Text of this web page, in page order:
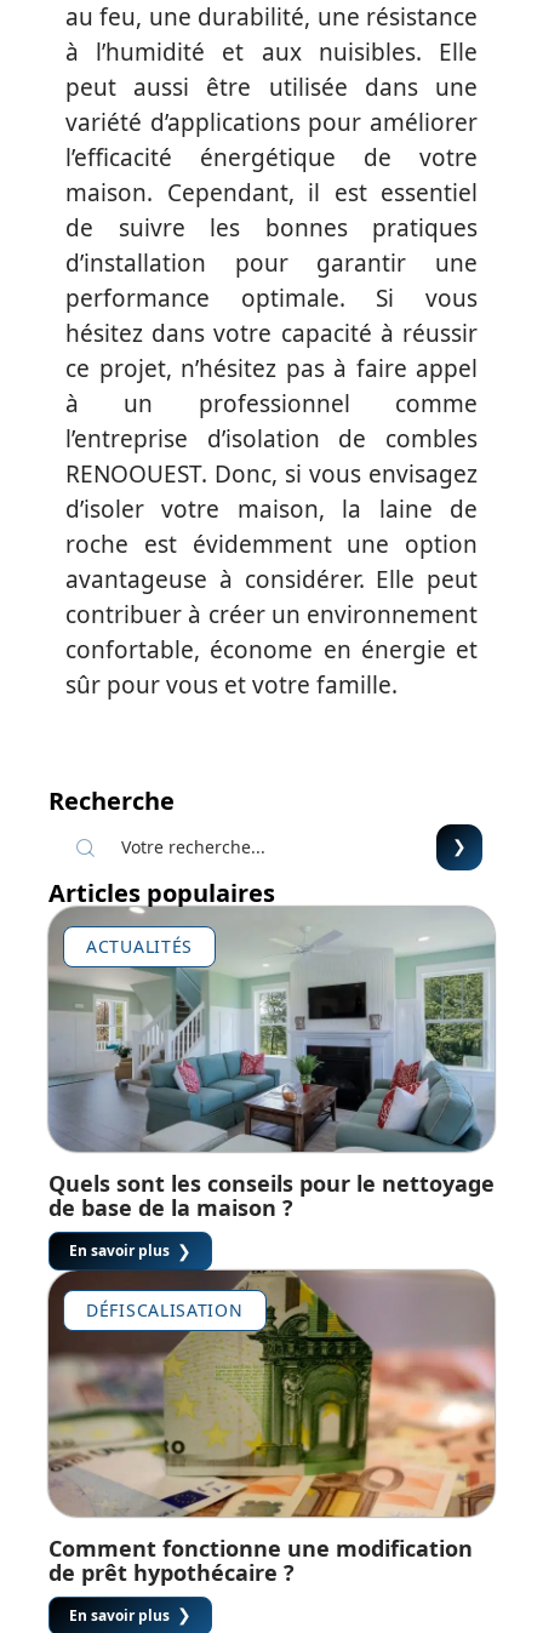
au feu, une durabilité, une résistance
à l’humidité et aux nuisibles. Elle
peut aussi être utilisée dans une
variété d’applications pour améliorer
l’efficacité énergétique de votre
maison. Cependant, il est essentiel
de suivre les bonnes pratiques
d’installation pour garantir une
performance optimale. Si vous
hésitez dans votre capacité à réussir
ce projet, n’hésitez pas à faire appel
à un professionnel comme
l’entreprise d’isolation de combles
RENOOUEST. Donc, si vous envisagez
d’isoler votre maison, la laine de
roche est évidemment une option
avantageuse à considérer. Elle peut
contribuer à créer un environnement
confortable, économe en énergie et
sûr pour vous et votre famille.
Recherche
Articles populaires
ACTUALITÉS
Quels sont les conseils pour le nettoyage
de base de la maison ?
En savoir plus
DÉFISCALISATION
Comment fonctionne une modification
de prêt hypothécaire ?
En savoir plus